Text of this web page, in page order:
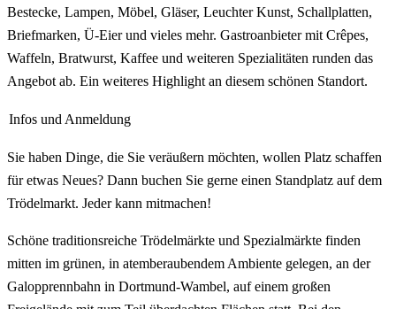
Bestecke, Lampen, Möbel, Gläser, Leuchter Kunst, Schallplatten,
Briefmarken, Ü-Eier und vieles mehr. Gastroanbieter mit Crêpes,
Waffeln, Bratwurst, Kaffee und weiteren Spezialitäten runden das
Angebot ab. Ein weiteres Highlight an diesem schönen Standort.
Infos und Anmeldung
Sie haben Dinge, die Sie veräußern möchten, wollen Platz schaffen
für etwas Neues? Dann buchen Sie gerne einen Standplatz auf dem
Trödelmarkt. Jeder kann mitmachen!
Schöne traditionsreiche Trödelmärkte und Spezialmärkte finden
mitten im grünen, in atemberaubendem Ambiente gelegen, an der
Galopprennbahn in Dortmund-Wambel, auf einem großen